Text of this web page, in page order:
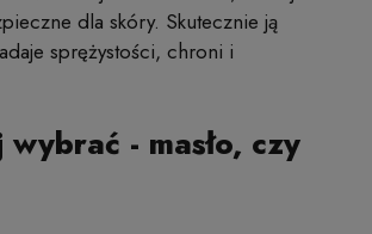
dla skóry. Skutecznie ją
sprężystości, chroni i
- masło, czy